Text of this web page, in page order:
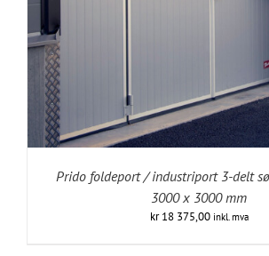
Prido foldeport / industriport 3-delt
3000 x 3000 mm
kr18 375,00 inkl. mva